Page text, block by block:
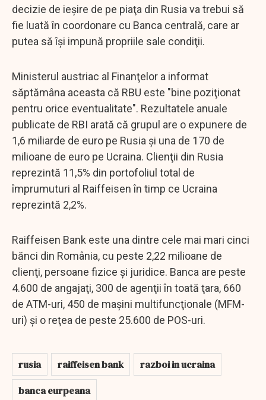
decizie de ieşire de pe piaţa din Rusia va trebui să
fie luată în coordonare cu Banca centrală, care ar
putea să îşi impună propriile sale condiţii.
Ministerul austriac al Finanţelor a informat
săptămâna aceasta că RBU este "bine poziţionat
pentru orice eventualitate". Rezultatele anuale
publicate de RBI arată că grupul are o expunere de
1,6 miliarde de euro pe Rusia şi una de 170 de
milioane de euro pe Ucraina. Clienţii din Rusia
reprezintă 11,5% din portofoliul total de
împrumuturi al Raiffeisen în timp ce Ucraina
reprezintă 2,2%.
Raiffeisen Bank este una dintre cele mai mari cinci
bănci din România, cu peste 2,22 milioane de
clienţi, persoane fizice şi juridice. Banca are peste
4.600 de angajaţi, 300 de agenţii în toată ţara, 660
de ATM-uri, 450 de maşini multifuncţionale (MFM-
uri) şi o reţea de peste 25.600 de POS-uri.
rusia raiffeisen bank
razboi in ucraina
banca eurpeana